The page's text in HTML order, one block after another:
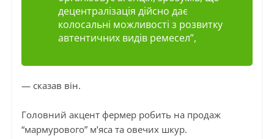
децентралізація дійсно дає
колосальні можливості з розвитку
автентичних видів ремесел”,
— сказав він.
Головний акцент фермер робить на продаж
“мармурового” м’яса та овечих шкур.